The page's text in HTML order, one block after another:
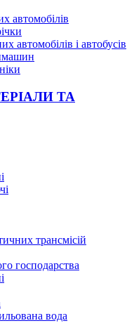
автомобілів
автомобілів і автобусів
ТА
трансмісій
господарства
вода